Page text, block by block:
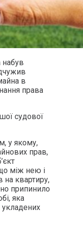
набув
в
права
судової
у якому,
прав,
між нею і
на квартиру,
припинило
яка
укладених